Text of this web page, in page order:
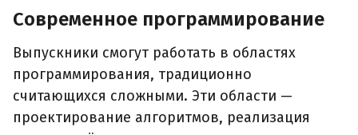
Современное программирование
Выпускники смогут работать в областях
программирования, традиционно
считающихся сложными. Эти области —
проектирование алгоритмов, реализация